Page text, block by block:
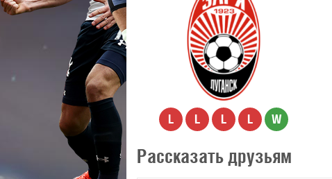
L L L L W
Рассказать друзьям